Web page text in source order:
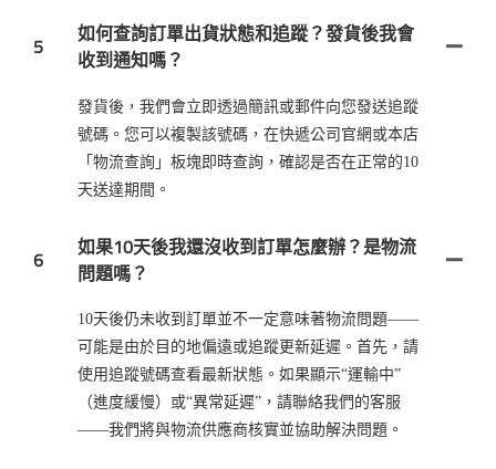
5
如何查詢訂單出貨狀態和追蹤？發貨後我會
收到通知嗎？
發貨後，我們會立即透過簡訊或郵件向您發送追蹤
號碼。您可以複製該號碼，在快遞公司官網或本店
「物流查詢」板塊即時查詢，確認是否在正常的10
天送達期間。
6
如果10天後我還沒收到訂單怎麼辦？是物流
問題嗎？
10天後仍未收到訂單並不一定意味著物流問題——
可能是由於目的地偏遠或追蹤更新延遲。首先，請
使用追蹤號碼查看最新狀態。如果顯示“運輸中”
（進度緩慢）或“異常延遲”，請聯絡我們的客服
——我們將與物流供應商核實並協助解決問題。